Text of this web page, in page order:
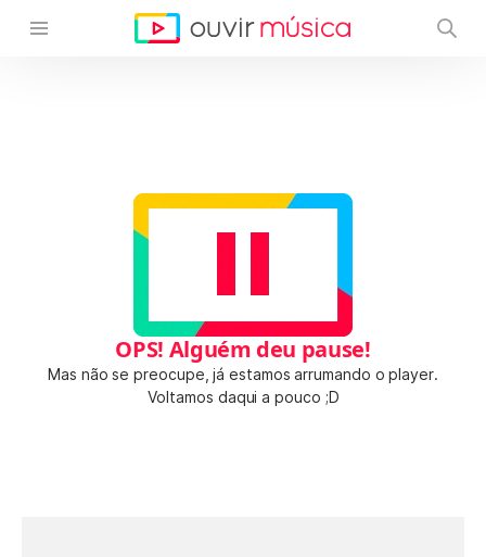
OPS! Alguém deu pause!
Mas não se preocupe, já estamos arrumando o player.
Voltamos daqui a pouco ;D